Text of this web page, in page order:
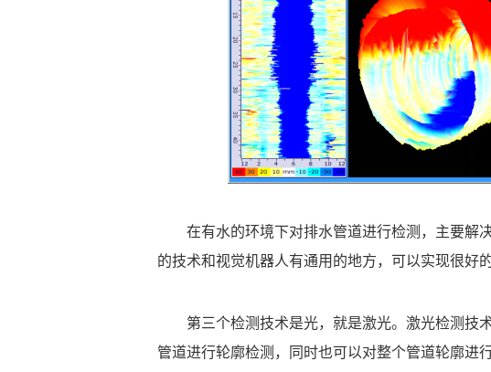
在有水的环境下对排水管道进行检测，主要解
的技术和视觉机器人有通用的地方，可以实现很好的
第三个检测技术是光，就是激光。激光检测技
管道进行轮廓检测，同时也可以对整个管道轮廓进